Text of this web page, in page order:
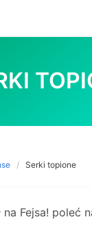
Serki topione
na Fejsa! poleć